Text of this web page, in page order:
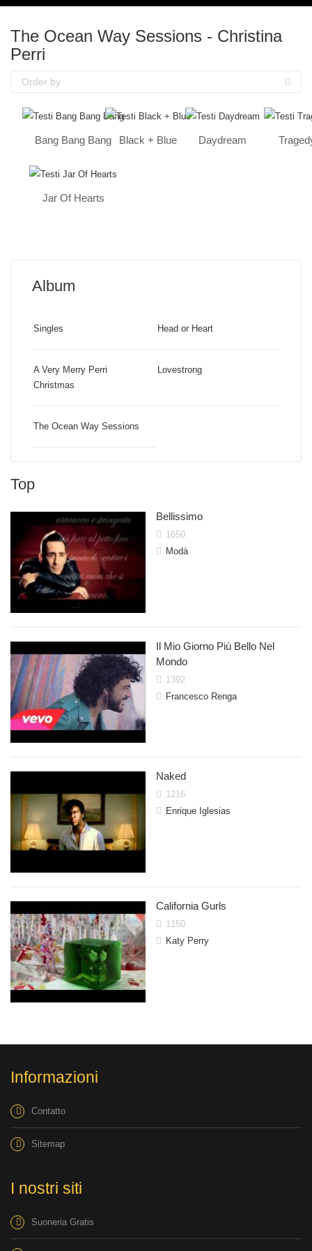
The Ocean Way Sessions - Christina
Perri
Order by
Bang Bang Bang Black + Blue Daydream
Jar Of Hearts
Album
Singles Head or Heart
A Very Merry Perri
Christmas
Lovestrong
The Ocean Way Sessions
Top
Bellissimo
1650
Modà
Il Mio Giorno Più Bello Nel
Mondo
1392
Francesco Renga
Naked
1216
Enrique Iglesias
California Gurls
1150
Katy Perry
Informazioni
Contatto
Sitemap
I nostri siti
Suoneria Gratis